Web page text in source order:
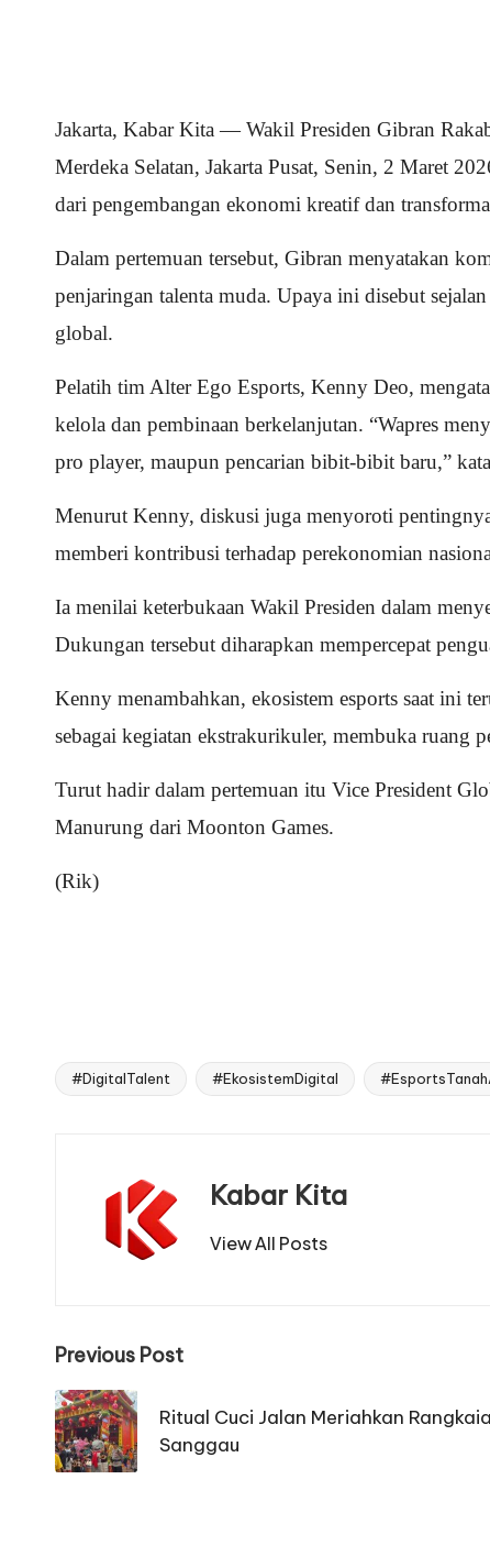
Jakarta, Kabar Kita — Wakil Presiden Gibran
Merdeka Selatan, Jakarta Pusat, Senin, 2 Maret
dari pengembangan ekonomi kreatif dan
Dalam pertemuan tersebut, Gibran menyatakan
penjaringan talenta muda. Upaya ini disebut
global.
Pelatih tim Alter Ego Esports, Kenny Deo,
kelola dan pembinaan berkelanjutan. “Wapres
pro player, maupun pencarian bibit-bibit baru,”
Menurut Kenny, diskusi juga menyoroti
memberi kontribusi terhadap perekonomian
Ia menilai keterbukaan Wakil Presiden dalam
Dukungan tersebut diharapkan mempercepat
Kenny menambahkan, ekosistem esports saat ini
sebagai kegiatan ekstrakurikuler, membuka ruang
Turut hadir dalam pertemuan itu Vice President
Manurung dari Moonton Games.
(Rik)
Tags:
#DigitalTalent #EkosistemDigital
Kabar Kita
View All Posts
Post
navigation
Previous Post
Ritual Cuci Jalan Meriahkan
Sanggau